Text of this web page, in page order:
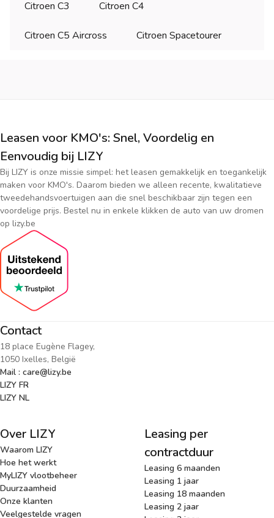
Citroen C3 Citroen C4
Citroen C5 Aircross Citroen Spacetourer
Leasen voor KMO's: Snel, Voordelig en
Eenvoudig bij LIZY
Bij LIZY is onze missie simpel: het leasen gemakkelijk en toegankelijk
maken voor KMO's. Daarom bieden we alleen recente, kwalitatieve
tweedehandsvoertuigen aan die snel beschikbaar zijn tegen een
voordelige prijs. Bestel nu in enkele klikken de auto van uw dromen
op lizy.be
Contact
18 place Eugène Flagey,
1050 Ixelles, België
Mail : care@lizy.be
LIZY FR
LIZY NL
Over LIZY
Waarom LIZY
Hoe het werkt
MyLIZY vlootbeheer
Duurzaamheid
Onze klanten
Veelgestelde vragen
Leasing per
contractduur
Leasing 6 maanden
Leasing 1 jaar
Leasing 18 maanden
Leasing 2 jaar